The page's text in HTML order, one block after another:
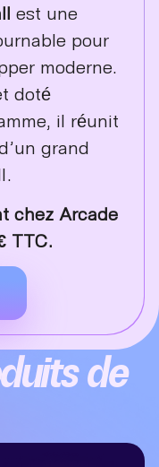
est une
pour
moderne.
doté
il réunit
grand
chez Arcade
TTC.
de